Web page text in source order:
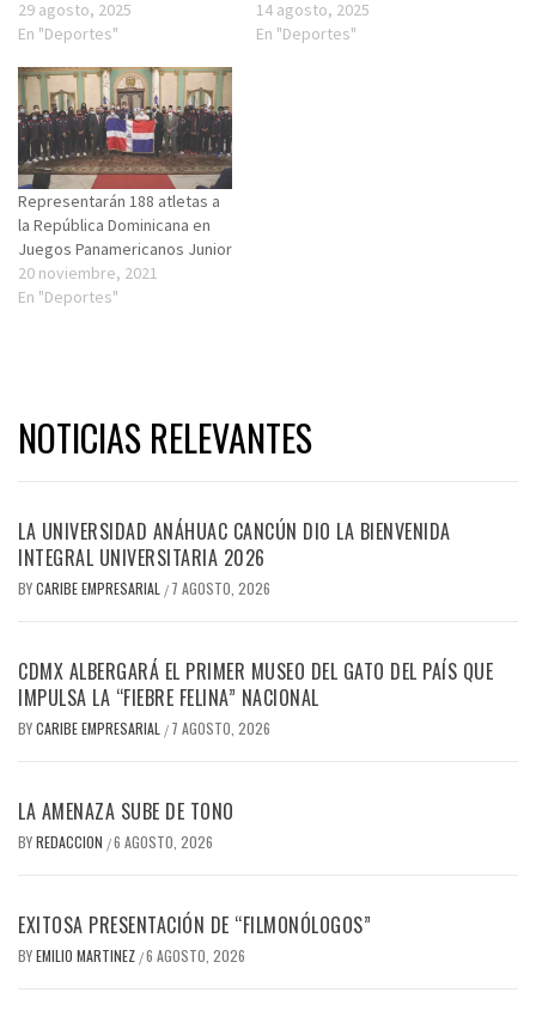
29 agosto, 2025
En "Deportes"
14 agosto, 2025
En "Deportes"
Representarán 188 atletas a
la República Dominicana en
Juegos Panamericanos Junior
20 noviembre, 2021
En "Deportes"
NOTICIAS RELEVANTES
LA UNIVERSIDAD ANÁHUAC CANCÚN DIO LA BIENVENIDA
INTEGRAL UNIVERSITARIA 2026
BYCARIBE EMPRESARIAL / 7 AGOSTO, 2026
CDMX ALBERGARÁ EL PRIMER MUSEO DEL GATO DEL PAÍS QUE
IMPULSA LA “FIEBRE FELINA” NACIONAL
BYCARIBE EMPRESARIAL / 7 AGOSTO, 2026
LA AMENAZA SUBE DE TONO
BYREDACCION /6 AGOSTO, 2026
EXITOSA PRESENTACIÓN DE “FILMONÓLOGOS”
BYEMILIO MARTINEZ /6 AGOSTO, 2026